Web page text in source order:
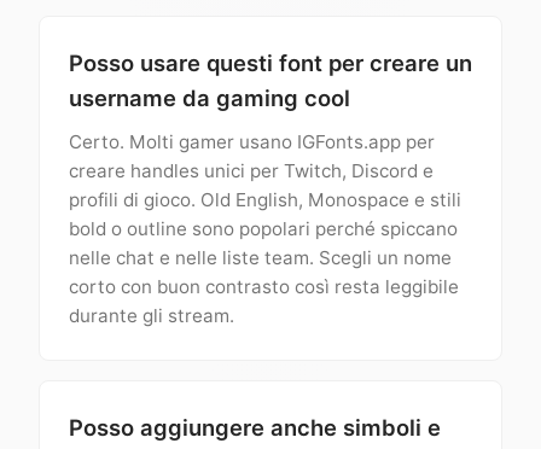
Posso usare questi font per creare un
username da gaming cool
Certo. Molti gamer usano IGFonts.app per
creare handles unici per Twitch, Discord e
profili di gioco. Old English, Monospace e stili
bold o outline sono popolari perché spiccano
nelle chat e nelle liste team. Scegli un nome
corto con buon contrasto così resta leggibile
durante gli stream.
Posso aggiungere anche simboli e